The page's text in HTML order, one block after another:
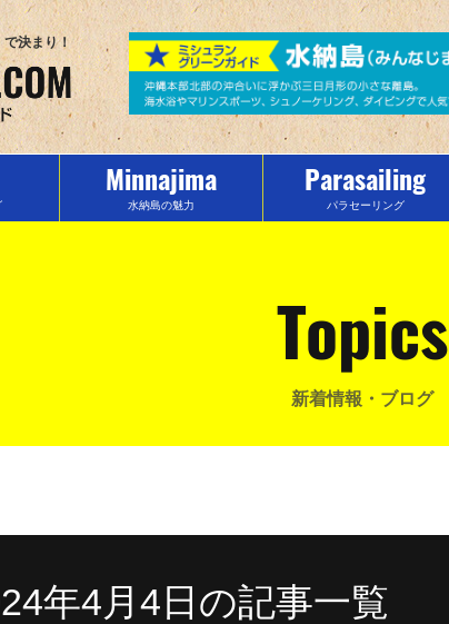
決まり！
Minnajima
水納島の魅力
Parasailing
パラセーリング
Topics
新着情報・ブログ
年4月4日の記事一覧